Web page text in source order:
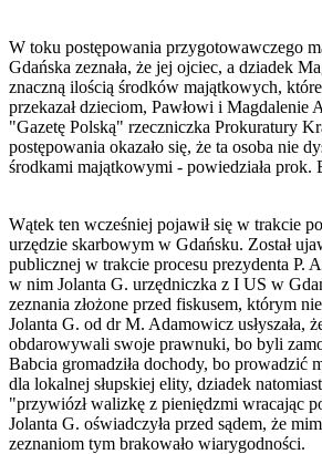
W toku postępowania przygotowawczego
Gdańska zeznała, że jej ojciec, a dziadek
znaczną ilością środków majątkowych,
przekazał dzieciom, Pawłowi i Magdalenie
"Gazetę Polską" rzeczniczka Prokuratury
postępowania okazało się, że ta osoba nie
środkami majątkowymi - powiedziała prok.
Wątek ten wcześniej pojawił się w trakcie
urzędzie skarbowym w Gdańsku. Został
publicznej w trakcie procesu prezydenta P.
w nim Jolanta G. urzędniczka z I US w
zeznania złożone przed fiskusem, którym
Jolanta G. od dr M. Adamowicz usłyszała,
obdarowywali swoje prawnuki, bo byli
Babcia gromadziła dochody, bo prowadzić
dla lokalnej słupskiej elity, dziadek
"przywiózł walizkę z pieniędzmi wracając
Jolanta G. oświadczyła przed sądem, że
zeznaniom tym brakowało wiarygodności.